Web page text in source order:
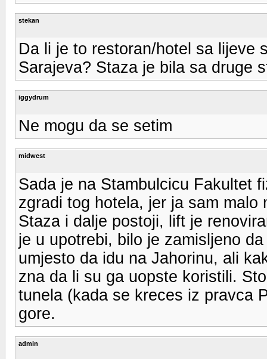
stekan
Da li je to restoran/hotel sa lijeve
Sarajeva? Staza je bila sa druge
iggydrum
Ne mogu da se setim
midwest
Sada je na Stambulcicu Fakultet
zgradi tog hotela, jer ja sam
Staza i dalje postoji, lift je
je u upotrebi, bilo je zamisljeno
umjesto da idu na Jahorinu, ali
zna da li su ga uopste koristili.
tunela (kada se kreces iz pravca
gore.
admin